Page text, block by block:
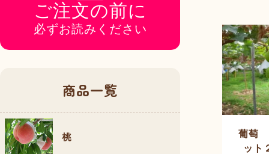
葡萄
ット
ご注文の前に
必ずお読みください
商品一覧
桃